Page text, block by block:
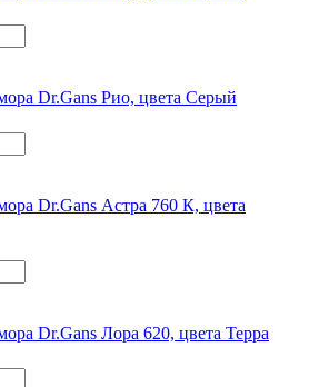
Dr.Gans Рио, цвета Серый
Dr.Gans Астра 760 К, цвета
Dr.Gans Лора 620, цвета Терра